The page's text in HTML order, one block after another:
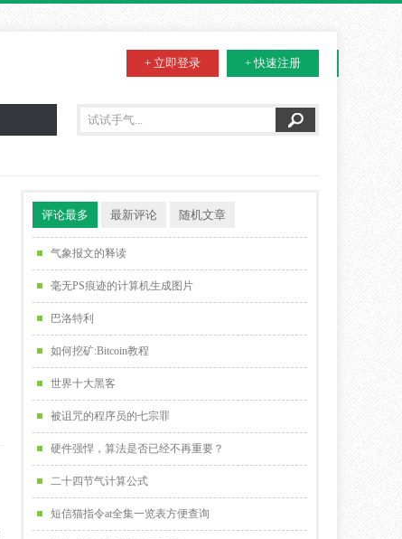
+ 立即登录 + 快速注册
评论最多 最新评论 随机文章
气象报文的释读
毫无PS痕迹的计算机生成图片
巴洛特利
如何挖矿:Bitcoin教程
世界十大黑客
被诅咒的程序员的七宗罪
硬件强悍，算法是否已经不再重要？
二十四节气计算公式
短信猫指令at全集一览表方便查询